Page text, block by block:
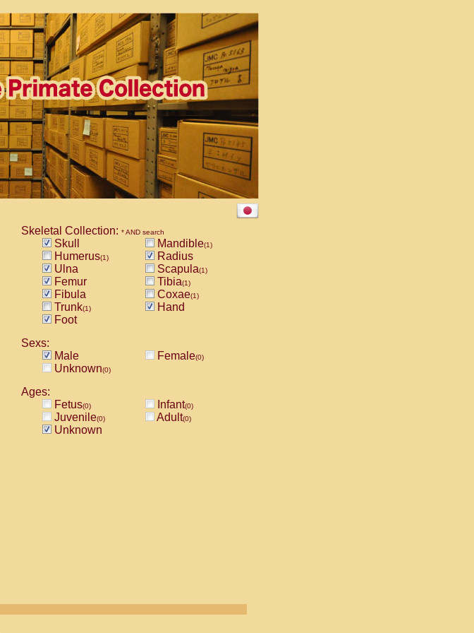
Skeletal Collection: * AND search
Skull Mandible(1)
Humerus(1)
Radius
Ulna
Scapula(1)
Femur Tibia(1)
Fibula Coxae(1)
Trunk(1)
Hand
Foot
Sexs:
Male
Female(0)
Unknown(0)
Ages:
Fetus(0) Infant(0)
Juvenile(0) Adult(0)
Unknown